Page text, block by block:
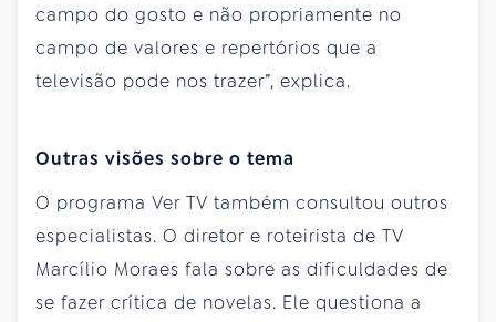
campo do gosto e não propriamente no
campo de valores e repertórios que a
televisão pode nos trazer”, explica.
Outras visões sobre o tema
O programa Ver TV também consultou outros
especialistas. O diretor e roteirista de TV
Marcílio Moraes fala sobre as dificuldades de
se fazer crítica de novelas. Ele questiona a